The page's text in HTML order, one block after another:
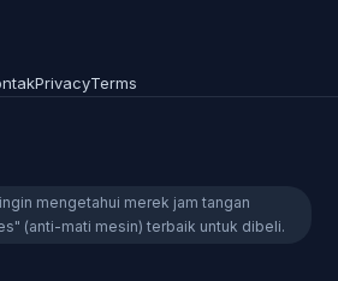
PrivacyTerms
mengetahui merek jam tangan
(anti-mati mesin) terbaik untuk dibeli.